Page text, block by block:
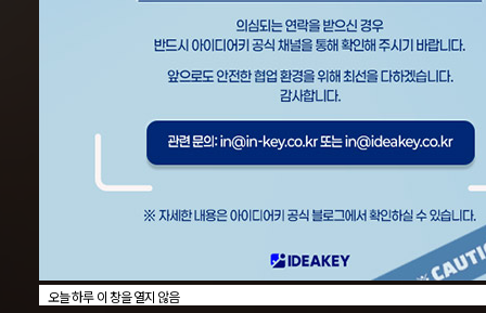
오늘 하루 이 창을 열지 않음